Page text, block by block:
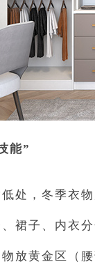
能”
处，冬季衣物
裙子、内衣分
放黄金区（